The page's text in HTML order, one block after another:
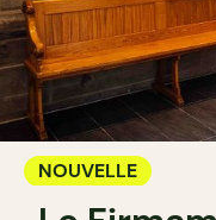
NOUVELLE